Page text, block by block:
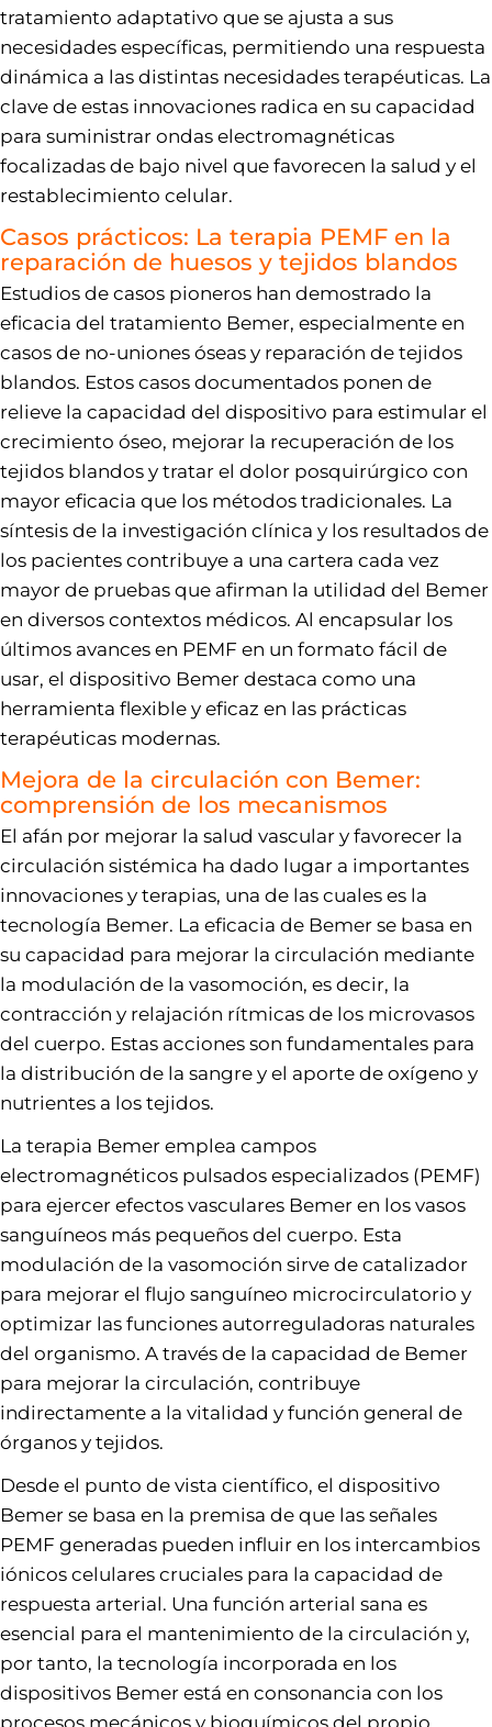
tratamiento adaptativo que se ajusta a sus
necesidades específicas, permitiendo una respuesta
dinámica a las distintas necesidades terapéuticas. La
clave de estas innovaciones radica en su capacidad
para suministrar ondas electromagnéticas
focalizadas de bajo nivel que favorecen la salud y el
restablecimiento celular.
Casos prácticos: La terapia PEMF en la
reparación de huesos y tejidos blandos
Estudios de casos pioneros han demostrado la
eficacia del tratamiento Bemer, especialmente en
casos de no-uniones óseas y reparación de tejidos
blandos. Estos casos documentados ponen de
relieve la capacidad del dispositivo para estimular el
crecimiento óseo, mejorar la recuperación de los
tejidos blandos y tratar el dolor posquirúrgico con
mayor eficacia que los métodos tradicionales. La
síntesis de la investigación clínica y los resultados de
los pacientes contribuye a una cartera cada vez
mayor de pruebas que afirman la utilidad del Bemer
en diversos contextos médicos. Al encapsular los
últimos avances en PEMF en un formato fácil de
usar, el dispositivo Bemer destaca como una
herramienta flexible y eficaz en las prácticas
terapéuticas modernas.
Mejora de la circulación con Bemer:
comprensión de los mecanismos
El afán por mejorar la salud vascular y favorecer la
circulación sistémica ha dado lugar a importantes
innovaciones y terapias, una de las cuales es la
tecnología Bemer. La eficacia de Bemer se basa en
su capacidad para mejorar la circulación mediante
la modulación de la vasomoción, es decir, la
contracción y relajación rítmicas de los microvasos
del cuerpo. Estas acciones son fundamentales para
la distribución de la sangre y el aporte de oxígeno y
nutrientes a los tejidos.
La terapia Bemer emplea campos
electromagnéticos pulsados especializados (PEMF)
para ejercer efectos vasculares Bemer en los vasos
sanguíneos más pequeños del cuerpo. Esta
modulación de la vasomoción sirve de catalizador
para mejorar el flujo sanguíneo microcirculatorio y
optimizar las funciones autorreguladoras naturales
del organismo. A través de la capacidad de Bemer
para mejorar la circulación, contribuye
indirectamente a la vitalidad y función general de
órganos y tejidos.
Desde el punto de vista científico, el dispositivo
Bemer se basa en la premisa de que las señales
PEMF generadas pueden influir en los intercambios
iónicos celulares cruciales para la capacidad de
respuesta arterial. Una función arterial sana es
esencial para el mantenimiento de la circulación y,
por tanto, la tecnología incorporada en los
dispositivos Bemer está en consonancia con los
procesos mecánicos y bioquímicos del propio